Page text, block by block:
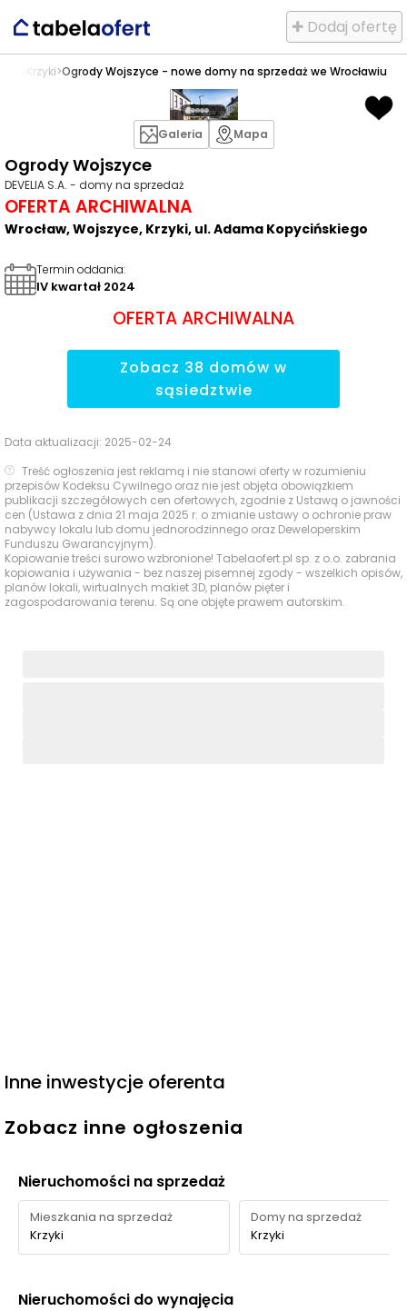
✚ Dodaj ofertę
Krzyki>Ogrody Wojszyce - nowe domy na sprzedaż we Wrocławiu
Ogrody Wojszyce
DEVELIA S.A. - domy na sprzedaż
OFERTA ARCHIWALNA
Wrocław, Wojszyce, Krzyki, ul. Adama Kopycińskiego
Galeria Mapa
Termin oddania:
IV kwartał 2024
OFERTA ARCHIWALNA
Zobacz 38 domów w
sąsiedztwie
Data aktualizacji: 2025-02-24
Treść ogłoszenia jest reklamą i nie stanowi oferty w rozumieniu
przepisów Kodeksu Cywilnego oraz nie jest objęta obowiązkiem
publikacji szczegółowych cen ofertowych, zgodnie z Ustawą o jawności
cen (Ustawa z dnia 21 maja 2025 r. o zmianie ustawy o ochronie praw
nabywcy lokalu lub domu jednorodzinnego oraz Deweloperskim
Funduszu Gwarancyjnym).
Kopiowanie treści surowo wzbronione! Tabelaofert.pl sp. z o.o. zabrania
kopiowania i używania - bez naszej pisemnej zgody - wszelkich opisów,
planów lokali, wirtualnych makiet 3D, planów pięter i
zagospodarowania terenu. Są one objęte prawem autorskim.
Inne inwestycje oferenta
Zobacz inne ogłoszenia
Nieruchomości na sprzedaż
Mieszkania na sprzedaż
Krzyki
Domy na sprzedaż
Krzyki
Nieruchomości do wynajęcia